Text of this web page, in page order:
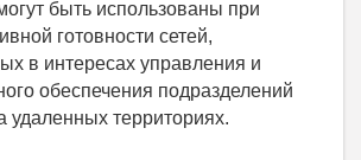
быть использованы при
готовности сетей,
в интересах управления и
обеспечения подразделений
территориях.